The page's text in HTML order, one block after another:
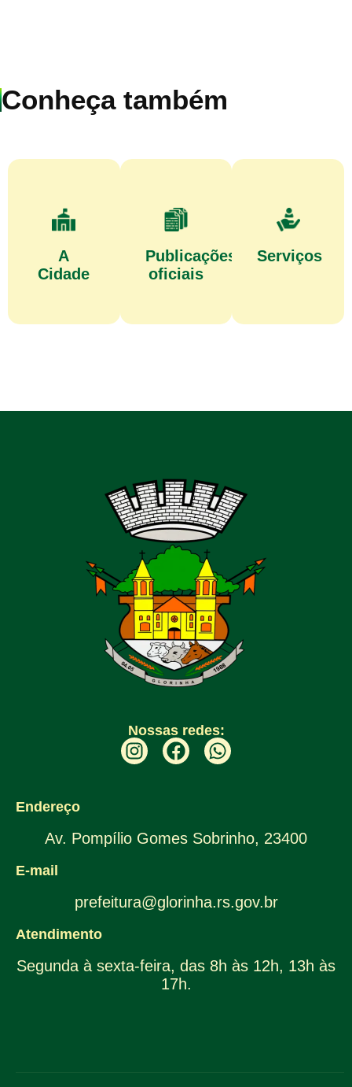
Conheça também
A
Cidade
Publicações
oficiais
Serviços
Nossas redes:
Endereço
Av. Pompílio Gomes Sobrinho, 23400
E-mail
prefeitura@glorinha.rs.gov.br
Atendimento
Segunda à sexta-feira, das 8h às 12h, 13h às
17h.